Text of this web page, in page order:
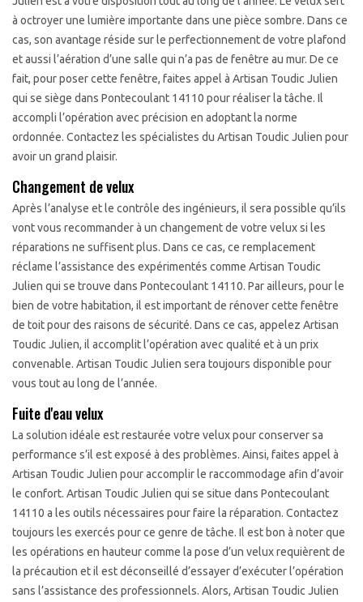
à octroyer une lumière importante dans une pièce sombre. Dans ce
cas, son avantage réside sur le perfectionnement de votre plafond
et aussi l’aération d’une salle qui n’a pas de fenêtre au mur. De ce
fait, pour poser cette fenêtre, faites appel à Artisan Toudic Julien
qui se siège dans Pontecoulant 14110 pour réaliser la tâche. Il
accompli l’opération avec précision en adoptant la norme
ordonnée. Contactez les spécialistes du Artisan Toudic Julien pour
avoir un grand plaisir.
Changement de velux
Après l’analyse et le contrôle des ingénieurs, il sera possible qu’ils
vont vous recommander à un changement de votre velux si les
réparations ne suffisent plus. Dans ce cas, ce remplacement
réclame l’assistance des expérimentés comme Artisan Toudic
Julien qui se trouve dans Pontecoulant 14110. Par ailleurs, pour le
bien de votre habitation, il est important de rénover cette fenêtre
de toit pour des raisons de sécurité. Dans ce cas, appelez Artisan
Toudic Julien, il accomplit l’opération avec qualité et à un prix
convenable. Artisan Toudic Julien sera toujours disponible pour
vous tout au long de l’année.
Fuite d'eau velux
La solution idéale est restaurée votre velux pour conserver sa
performance s’il est exposé à des problèmes. Ainsi, faites appel à
Artisan Toudic Julien pour accomplir le raccommodage afin d’avoir
le confort. Artisan Toudic Julien qui se situe dans Pontecoulant
14110 a les outils nécessaires pour faire la réparation. Contactez
toujours les exercés pour ce genre de tâche. Il est bon à noter que
les opérations en hauteur comme la pose d’un velux requièrent de
la précaution et il est déconseillé d’essayer d’exécuter l’opération
sans l’assistance des professionnels. Alors, Artisan Toudic Julien